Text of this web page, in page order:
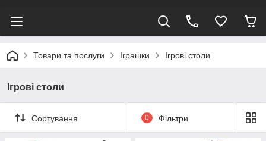
Товари та послуги Іграшки Ігрові столи
Ігрові столи
Сортування 0 Фільтри